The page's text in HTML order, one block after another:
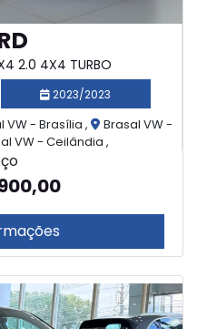
2.0 4X4 TURBO
2023/2023
VW - Brasília ,
Brasal VW -
VW - Ceilândia ,